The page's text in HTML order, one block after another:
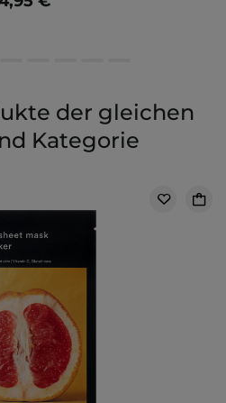
der gleichen
Kategorie